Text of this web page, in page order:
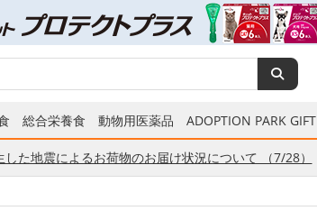
総合栄養食 動物用医薬品 ADOPTION PARK GIFT
た地震によるお荷物のお届け状況について （7/28）